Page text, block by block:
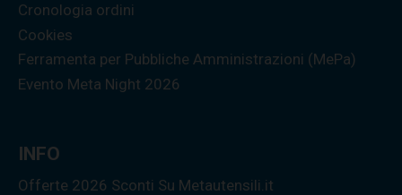
Cronologia ordini
Cookies
Ferramenta per Pubbliche Amministrazioni (MePa)
Evento Meta Night 2026
INFO
Offerte 2026 Sconti Su Metautensili.it